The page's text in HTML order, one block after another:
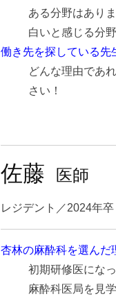
ある分野はあり
白いと感じる分
働き先を探している先
どんな理由であ
さい！
佐藤 医師
レジデント／2024年卒
杏林の麻酔科を選んだ
初期研修医にな
麻酔科医局を見